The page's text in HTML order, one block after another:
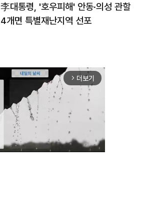
李대통령, '호우피해' 안동·의성 관할
4개면 특별재난지역 선포
arrow_forward_ios 더보기